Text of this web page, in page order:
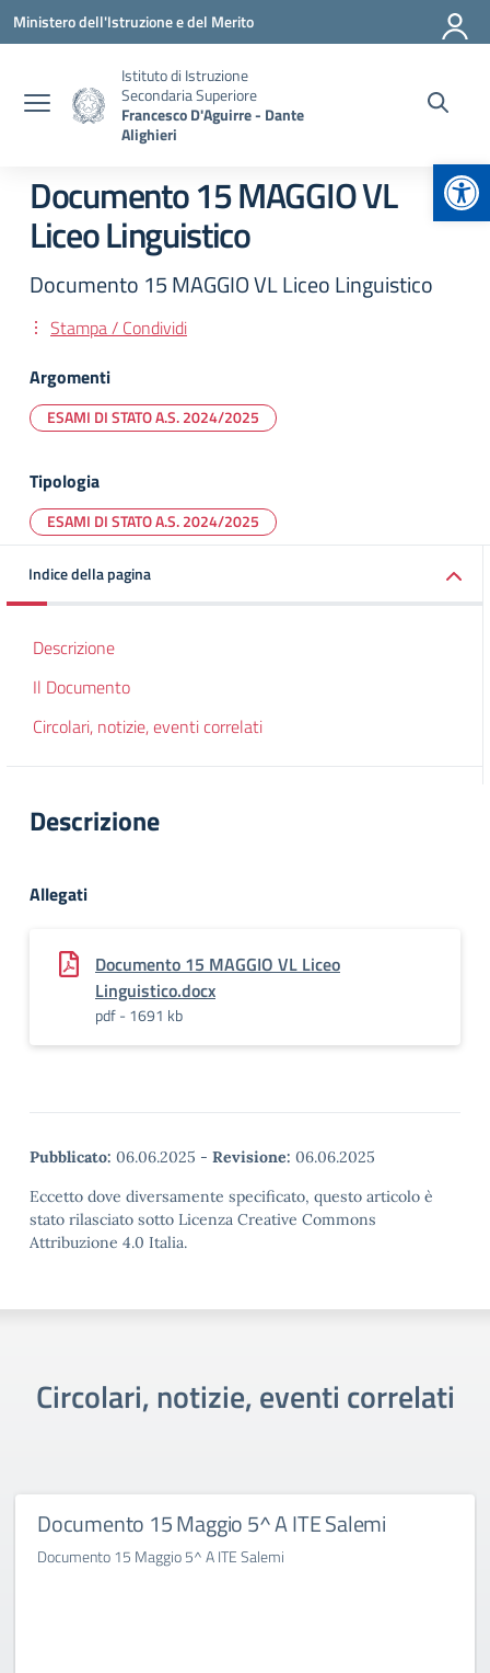
Vai ai contenuti
Vai al menu di navigazione
Vai al footer
Ministero dell'Istruzione e del Merito
Istituto di Istruzione
Secondaria Superiore
Francesco D'Aguirre - Dante
Alighieri
Documento 15 MAGGIO VL
Liceo Linguistico
Documento 15 MAGGIO VL Liceo Linguistico
Stampa / Condividi
Argomenti
ESAMI DI STATO A.S. 2024/2025
Tipologia
ESAMI DI STATO A.S. 2024/2025
Indice della pagina
Descrizione
Il Documento
Circolari, notizie, eventi correlati
Descrizione
Allegati
Documento 15 MAGGIO VL Liceo
Linguistico.docx
pdf - 1691 kb
Pubblicato: 06.06.2025 - Revisione: 06.06.2025
Eccetto dove diversamente specificato, questo articolo è
stato rilasciato sotto Licenza Creative Commons
Attribuzione 4.0 Italia.
Circolari, notizie, eventi correlati
Documento 15 Maggio 5^ A ITE Salemi
Documento 15 Maggio 5^ A ITE Salemi